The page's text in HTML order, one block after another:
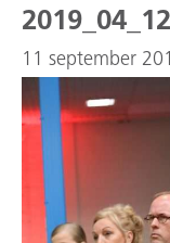
11 september